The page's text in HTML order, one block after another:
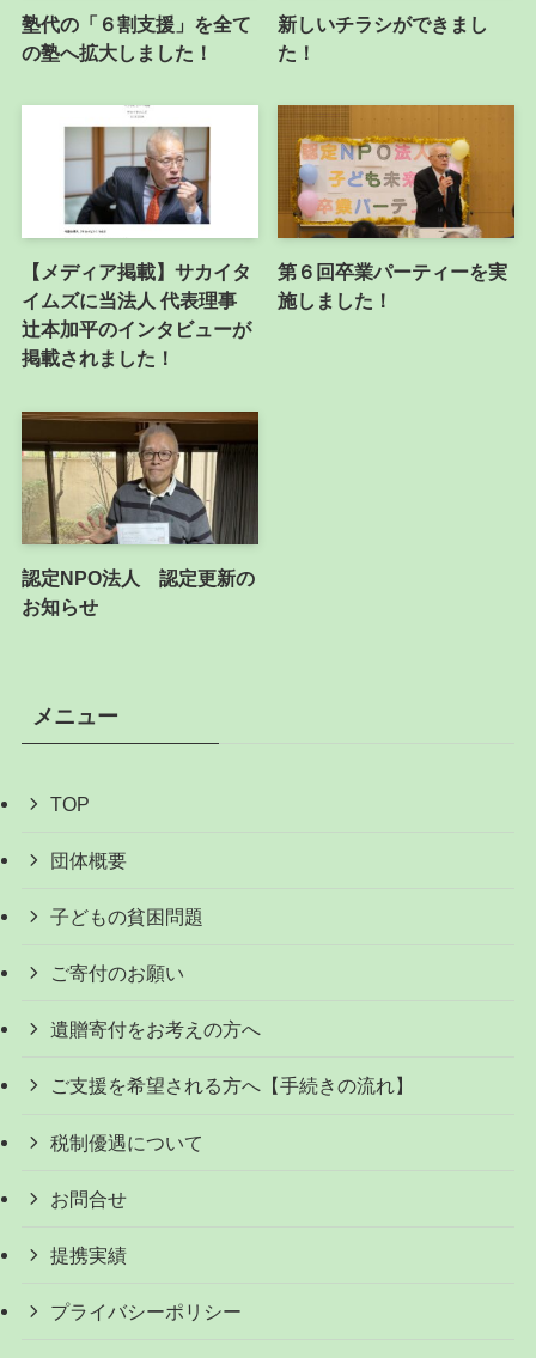
塾代の「６割支援」を全て
の塾へ拡大しました！
新しいチラシができまし
た！
【メディア掲載】サカイタ
イムズに当法人 代表理事
辻本加平のインタビューが
掲載されました！
第６回卒業パーティーを実
施しました！
認定NPO法人 認定更新の
お知らせ
メニュー
TOP
団体概要
子どもの貧困問題
ご寄付のお願い
遺贈寄付をお考えの方へ
ご支援を希望される方へ【手続きの流れ】
税制優遇について
お問合せ
提携実績
プライバシーポリシー